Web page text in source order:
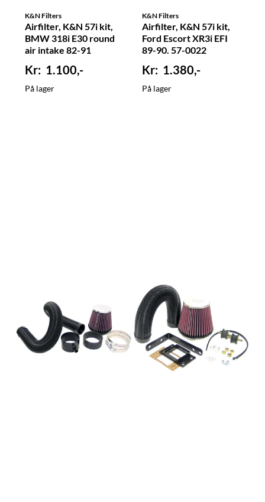
K&N Filters
Airfilter, K&N 57i kit,
BMW 318i E30 round
air intake 82-91
1.100,-
På lager
K&N Filters
Airfilter, K&N 57i kit,
Ford Escort XR3i EFI
89-90. 57-0022
1.380,-
På lager